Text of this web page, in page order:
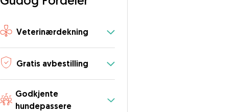
Veterinærdekning
Gratis avbestilling
Godkjente
hundepassere